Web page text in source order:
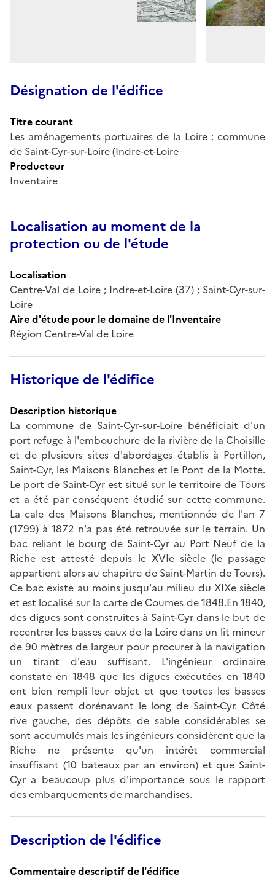
Désignation de l'édifice
Titre courant
Les aménagements portuaires de la Loire : commune
de Saint-Cyr-sur-Loire (Indre-et-Loire
Producteur
Inventaire
Localisation au moment de la
protection ou de l'étude
Localisation
Centre-Val de Loire ; Indre-et-Loire (37) ; Saint-Cyr-sur-
Loire
Aire d'étude pour le domaine de l'Inventaire
Région Centre-Val de Loire
Historique de l'édifice
Description historique
La commune de Saint-Cyr-sur-Loire bénéficiait d'un
port refuge à l'embouchure de la rivière de la Choisille
et de plusieurs sites d'abordages établis à Portillon,
Saint-Cyr, les Maisons Blanches et le Pont de la Motte.
Le port de Saint-Cyr est situé sur le territoire de Tours
et a été par conséquent étudié sur cette commune.
La cale des Maisons Blanches, mentionnée de l'an 7
(1799) à 1872 n'a pas été retrouvée sur le terrain. Un
bac reliant le bourg de Saint-Cyr au Port Neuf de la
Riche est attesté depuis le XVIe siècle (le passage
appartient alors au chapitre de Saint-Martin de Tours).
Ce bac existe au moins jusqu'au milieu du XIXe siècle
et est localisé sur la carte de Coumes de 1848.En 1840,
des digues sont construites à Saint-Cyr dans le but de
recentrer les basses eaux de la Loire dans un lit mineur
de 90 mètres de largeur pour procurer à la navigation
un tirant d'eau suffisant. L'ingénieur ordinaire
constate en 1848 que les digues exécutées en 1840
ont bien rempli leur objet et que toutes les basses
eaux passent dorénavant le long de Saint-Cyr. Côté
rive gauche, des dépôts de sable considérables se
sont accumulés mais les ingénieurs considèrent que la
Riche ne présente qu'un intérêt commercial
insuffisant (10 bateaux par an environ) et que Saint-
Cyr a beaucoup plus d'importance sous le rapport
des embarquements de marchandises.
Description de l'édifice
Commentaire descriptif de l'édifice